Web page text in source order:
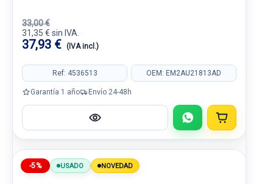
33,00 €
31,35 € sin IVA.
37,93 € (IVA incl.)
Ref: 4536513 OEM: EM2AU21813AD
Garantía 1 año Envío 24-48h
-5% USADO NOVEDAD